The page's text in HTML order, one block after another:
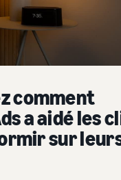
comment
a aidé les
sur